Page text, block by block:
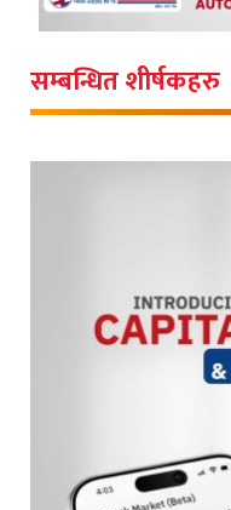
सम्बन्धित शीर्षकहरु